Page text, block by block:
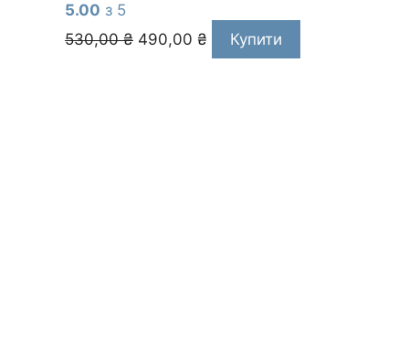
5.00 з 5
530,00₴
Оригінальна
ціна:
490,00 ₴
Поточна
ціна:
Купити